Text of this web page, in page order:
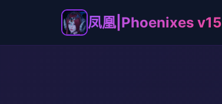
凤凰|Phoenixes v15